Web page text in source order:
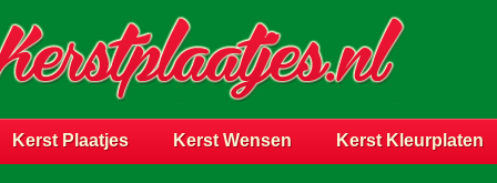
Kerst Plaatjes Kerst Wensen Kerst Kleurplaten